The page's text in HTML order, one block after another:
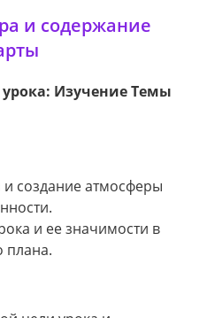
и содержание
урока: Изучение Темы
создание атмосферы
и ее значимости в
плана.